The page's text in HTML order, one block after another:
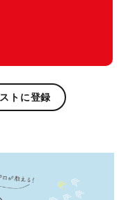
トに登録